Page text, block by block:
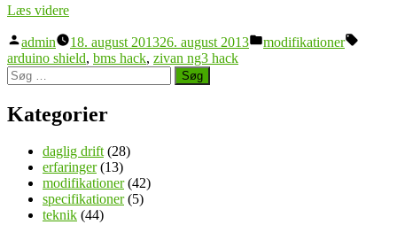
Læs videre“Zivan
Citroen
C1
Hack”
Posted
by
admin 18. august 201326. august 2013
Posted
modifikationer
arduino shield, bms hack, zivan ng3 hack
Søg
efter:
Kategorier
daglig drift(28)
erfaringer(13)
modifikationer(42)
specifikationer(5)
teknik (44)